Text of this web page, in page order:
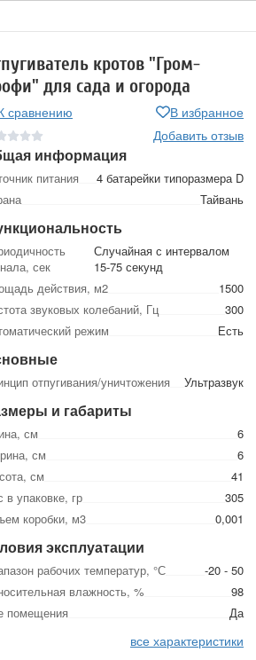
кротов "Гром-
для сада и огорода
сравнению
В избранное
Добавить отзыв
информация
питания
4 батарейки типоразмера D
Тайвань
сек
Случайная с интервалом
15-75 секунд
действия, м2
1500
звуковых колебаний, Гц
300
режим
Есть
отпугивания/уничтожения Ультразвук
и габариты
см
6
см
6
см
41
в упаковке, гр
305
коробки, м3
0,001
эксплуатации
рабочих температур, °С
-20 - 50
влажность, %
98
помещения
Да
все характеристики